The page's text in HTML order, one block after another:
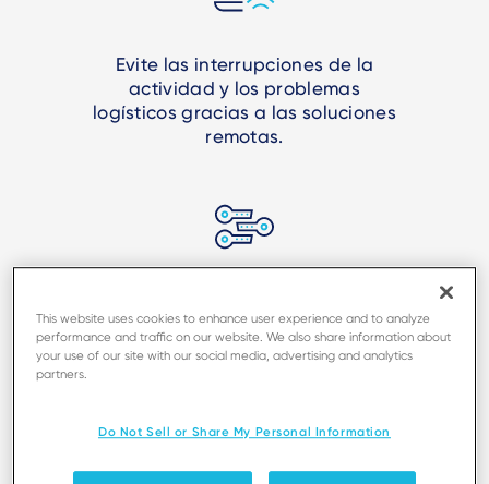
Evite las interrupciones de la
actividad y los problemas
logísticos gracias a las soluciones
remotas.
simplifique la gestión de claves de
los parques de terminales
heterogéneos.
This website uses cookies to enhance user experience and to analyze
performance and traffic on our website. We also share information about
your use of our site with our social media, advertising and analytics
partners.
Do Not Sell or Share My Personal Information